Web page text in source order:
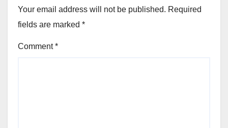
Your email address will not be published. Required
fields are marked *
Comment*